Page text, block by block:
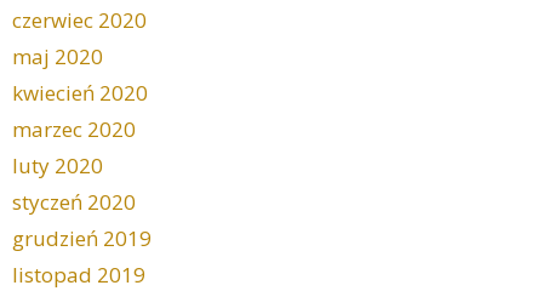
czerwiec 2020
maj 2020
kwiecień 2020
marzec 2020
luty 2020
styczeń 2020
grudzień 2019
listopad 2019